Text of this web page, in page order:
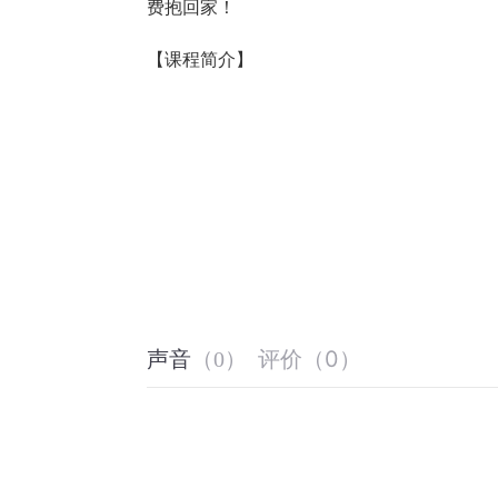
费抱回家！
【课程简介】
声音 （0） 评价 （0 ）